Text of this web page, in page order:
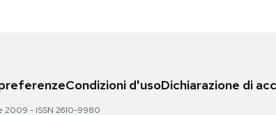
Condizioni d'usoDichiarazione di
2009 - ISSN 2610-9980